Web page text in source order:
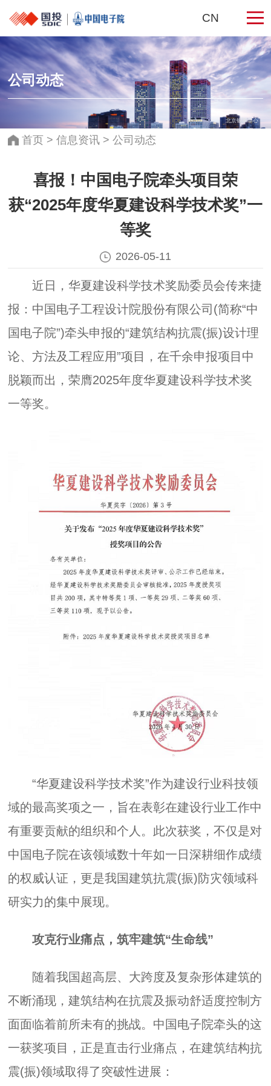
CN
北京银泰中心
公司动态
首页 > 信息资讯> 公司动态
喜报！中国电子院牵头项目荣
获“2025年度华夏建设科学技术奖”一
等奖
2026-05-11
近日，华夏建设科学技术奖励委员会传来捷
报：中国电子工程设计院股份有限公司(简称“中
国电子院”)牵头申报的“建筑结构抗震(振)设计理
论、方法及工程应用”项目，在千余申报项目中
脱颖而出，荣膺2025年度华夏建设科学技术奖
一等奖。
“华夏建设科学技术奖”作为建设行业科技领
域的最高奖项之一，旨在表彰在建设行业工作中
有重要贡献的组织和个人。此次获奖，不仅是对
中国电子院在该领域数十年如一日深耕细作成绩
的权威认证，更是我国建筑抗震(振)防灾领域科
研实力的集中展现。
攻克行业痛点，筑牢建筑“生命线”
随着我国超高层、大跨度及复杂形体建筑的
不断涌现，建筑结构在抗震及振动舒适度控制方
面面临着前所未有的挑战。中国电子院牵头的这
一获奖项目，正是直击行业痛点，在建筑结构抗
震(振)领域取得了突破性进展：